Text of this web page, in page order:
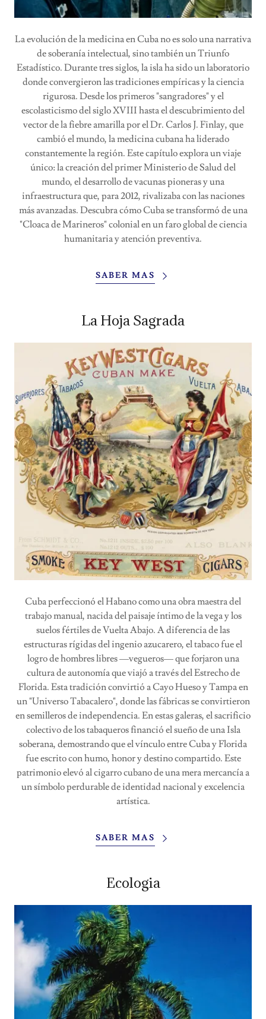
La evolución de la medicina en Cuba no es solo una narrativa
de soberanía intelectual, sino también un Triunfo
Estadístico. Durante tres siglos, la isla ha sido un laboratorio
donde convergieron las tradiciones empíricas y la ciencia
rigurosa. Desde los primeros "sangradores" y el
escolasticismo del siglo XVIII hasta el descubrimiento del
vector de la fiebre amarilla por el Dr. Carlos J. Finlay, que
cambió el mundo, la medicina cubana ha liderado
constantemente la región. Este capítulo explora un viaje
único: la creación del primer Ministerio de Salud del
mundo, el desarrollo de vacunas pioneras y una
infraestructura que, para 2012, rivalizaba con las naciones
más avanzadas. Descubra cómo Cuba se transformó de una
"Cloaca de Marineros" colonial en un faro global de ciencia
humanitaria y atención preventiva.
SABER MAS
La Hoja Sagrada
Cuba perfeccionó el Habano como una obra maestra del
trabajo manual, nacida del paisaje íntimo de la vega y los
suelos fértiles de Vuelta Abajo. A diferencia de las
estructuras rígidas del ingenio azucarero, el tabaco fue el
logro de hombres libres —vegueros— que forjaron una
cultura de autonomía que viajó a través del Estrecho de
Florida. Esta tradición convirtió a Cayo Hueso y Tampa en
un "Universo Tabacalero", donde las fábricas se convirtieron
en semilleros de independencia. En estas galeras, el sacrificio
colectivo de los tabaqueros financió el sueño de una Isla
soberana, demostrando que el vínculo entre Cuba y Florida
fue escrito con humo, honor y destino compartido. Este
patrimonio elevó al cigarro cubano de una mera mercancía a
un símbolo perdurable de identidad nacional y excelencia
artística.
SABER MAS
Ecologia